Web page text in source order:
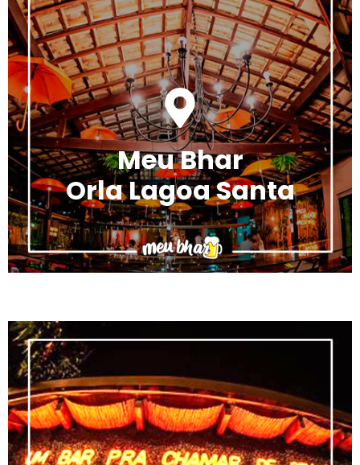
Meu Bhar
Orla Lagoa Santa